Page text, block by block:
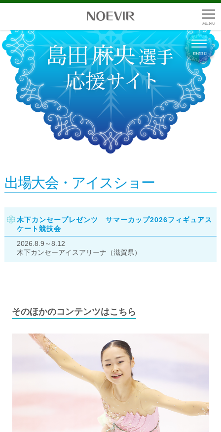
出場大会・アイスショー
木下カンセープレゼンツ サマーカップ2026フィギュアス
ケート競技会
2026.8.9～8.12
木下カンセーアイスアリーナ（滋賀県）
そのほかのコンテンツはこちら